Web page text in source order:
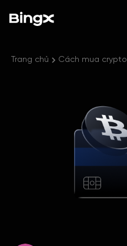
Trang chủ Cách mua crypto